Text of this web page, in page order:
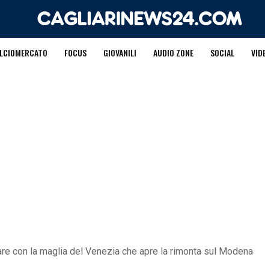
FOCUS GIOVANILI AUDIO ZONE SOCIAL
con la maglia del Venezia che apre la rimonta sul Modena